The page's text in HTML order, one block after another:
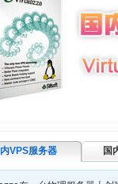
VPS服务器 国